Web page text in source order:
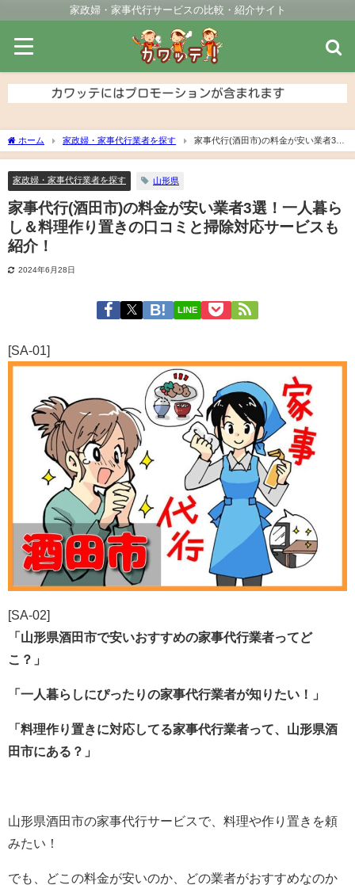
家政婦・家事代行サービスの比較・紹介サイト
ホーム 家政婦・家事代行業者を探す
家事代行(酒田市)の料金が安い業者3
選！一人暮らし＆料理作り置きの口コミと掃除対応サービスも紹介！
家政婦・家事代行業者を探す 山形県
家事代行(酒田市)の料金が安い業者3選！一人暮ら
し＆料理作り置きの口コミと掃除対応サービスも
紹介！
2024年6月28日
LINE
[SA-01]
[SA-02]
「山形県酒田市で安いおすすめの家事代行業者ってど
こ？」
「一人暮らしにぴったりの家事代行業者が知りたい！」
「料理作り置きに対応してる家事代行業者って、山形県酒
田市にある？」
山形県酒田市の家事代行サービスで、料理や作り置きを頼
みたい！
でも、どこの料金が安いのか、どの業者がおすすめなのか